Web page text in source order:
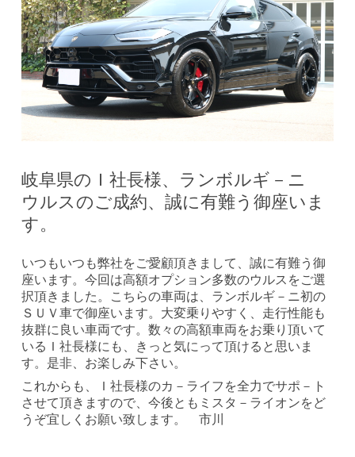
岐阜県のＩ社長様、ランボルギ－ニ
ウルスのご成約、誠に有難う御座いま
す。
いつもいつも弊社をご愛顧頂きまして、誠に有難う御
座います。今回は高額オプション多数のウルスをご選
択頂きました。こちらの車両は、ランボルギ－ニ初の
ＳＵＶ車で御座います。大変乗りやすく、走行性能も
抜群に良い車両です。数々の高額車両をお乗り頂いて
いるＩ社長様にも、きっと気にって頂けると思いま
す。是非、お楽しみ下さい。
これからも、Ｉ社長様のカ－ライフを全力でサポ－ト
させて頂きますので、今後ともミスタ－ライオンをど
うぞ宜しくお願い致します。 市川